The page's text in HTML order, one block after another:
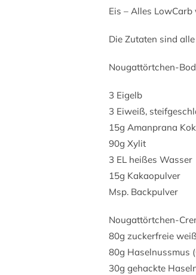
Eis – Alles LowCarb
Die Zutaten sind
Nougattörtchen-
3 Eigelb
3 Eiweiß,
15g Amanprana
90g Xylit
3 EL heißes Wasser
15g Kakaopulver
Msp. Backpulver
Nougattörtchen-
80g zuckerfreie
80g Haselnussmus
30g gehackte